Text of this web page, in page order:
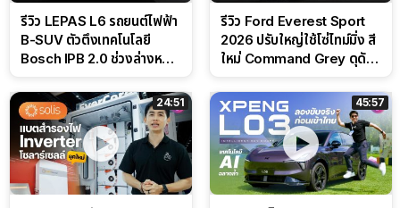
รีวิว LEPAS L6 รถยนต์ไฟฟ้า
B-SUV ตัวตึงเทคโนโลยี
Bosch IPB 2.0 ช่วงล่างหนึบ
รีวิว Ford Everest Sport
2026 ปรับใหญ่ใช้โซ่ไทม์มิ่ง สี
ใหม่ Command Grey ดุดัน
24:51 45:57